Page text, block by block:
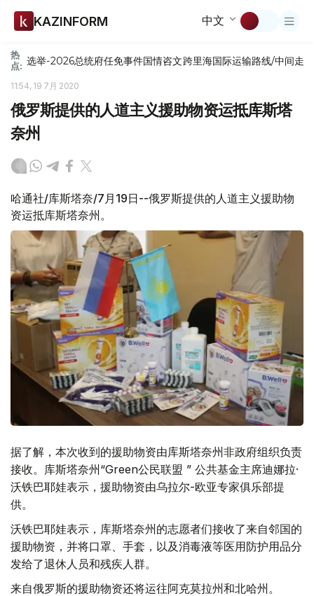
KAZINFORM 中文
热
点: 选举-2026总统府任免事件国情咨文跨里海国际运输路线/中间走廊
11:54, 19 7月 2020
俄罗斯提供的人道主义援助物资运抵库斯塔
奈州
哈通社/库斯塔奈/7月19日--俄罗斯提供的人道主义援助物
资运抵库斯塔奈州。
据了解，本次收到的援助物资由库斯塔奈州非政府组织负责
接收。库斯塔奈州“Green公民联盟 ” 公共基金主席迪娜拉·
沃铁巴耶娃表示，援助物资由乌拉尔-欧亚专家俱乐部提
供。
沃铁巴耶娃表示，库斯塔奈州的志愿者们接收了来自邻国的
援助物资，并将口罩、手套，以及消毒液等医用防护用品分
发给了退休人员和残疾人群。
来自俄罗斯的援助物资还将运往阿克莫拉州和北哈州。